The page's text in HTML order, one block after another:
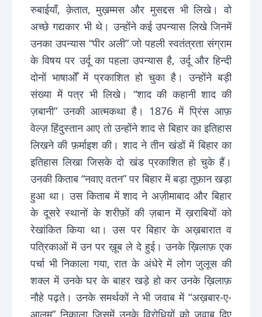
रुबाईयाँ, क़ेतात, मुख़म्मस और मुसद्दस भी लिखे। वो
अच्छे गद्यकार भी थे। उन्होंने कई उपन्यास लिखे जिनमें
उनका उपन्यास “पीर अली” जो पहली स्वतंत्रता संग्राम
के विषय पर उर्दू का पहला उपन्यास है, उर्दू और हिन्दी
दोनों भाषाओँ में प्रकाशित हो चुका है। उन्होंने बड़ी
संख्या में पत्र भी लिखे। “शाद की कहानी शाद की
ज़बानी” उनकी आत्मकथा है। 1876 में प्रिंस आफ़
वेल्ज़ हिंदुस्तान आए तो उन्होंने शाद से बिहार का इतिहास
लिखने की फ़र्माइश की। शाद ने तीन खंडों में बिहार का
इतिहास लिखा जिसके दो खंड प्रकाशित हो चुके हैं।
उनकी किताब “नवाए वतन” पर बिहार में बड़ा तूफ़ान खड़ा
हुआ था। उस किताब में शाद ने अज़ीमाबाद और बिहार
के दूसरे स्थानों के शरीफ़ों की ज़बान में ख़राबियों को
रेखांकित किया था। उस पर बिहार के अख़बारात व
पत्रिकाओं में उन पर ख़ूब ले दे हुई। उनके ख़िलाफ़ एक
पर्चा भी निकाला गया, रात के अंधेरे में लोग जुलूस की
शक्ल में उनके घर के बाहर खड़े हो कर उनके ख़िलाफ़
नौहे पढ़ते। उनके समर्थकों ने भी जवाब में “अख़बार-ए-
आलम” निकाला जिसमें उनके विरोधियों को जवाब दिए